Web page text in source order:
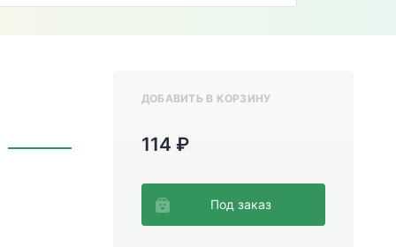
ДОБАВИТЬ В КОРЗИНУ
114 ₽
Под заказ